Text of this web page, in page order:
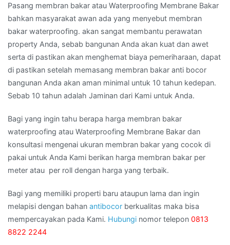
Pasang membran bakar atau Waterproofing Membrane Bakar
bahkan masyarakat awan ada yang menyebut membran
bakar waterproofing. akan sangat membantu perawatan
property Anda, sebab bangunan Anda akan kuat dan awet
serta di pastikan akan menghemat biaya pemeriharaan, dapat
di pastikan setelah memasang membran bakar anti bocor
bangunan Anda akan aman minimal untuk 10 tahun kedepan.
Sebab 10 tahun adalah Jaminan dari Kami untuk Anda.
Bagi yang ingin tahu berapa harga membran bakar
waterproofing atau Waterproofing Membrane Bakar dan
konsultasi mengenai ukuran membran bakar yang cocok di
pakai untuk Anda Kami berikan harga membran bakar per
meter atau per roll dengan harga yang terbaik.
Bagi yang memiliki properti baru ataupun lama dan ingin
melapisi dengan bahan antibocor berkualitas maka bisa
mempercayakan pada Kami. Hubungi nomor telepon 0813
8822 2244